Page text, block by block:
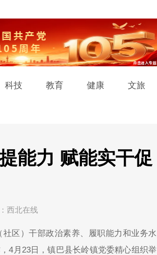
科技 教育 健康 文旅
能力 赋能实干促
西北在线
社区）干部政治素养、履职能力和业务水
4月23日，镇巴县长岭镇党委精心组织举